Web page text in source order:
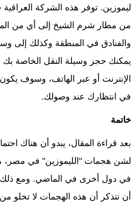
ليموزين. توفر هذه الشركة العراقية
من مطار شرم الشيخ إلى أي من
والفنادق في المنطقة وكذلك إلى
يمكنك حجز وسيلة النقل الخاصة بك
الإنترنت أو عبر الهاتف، وسوف
في انتظارك عند وصولك.
خاتمة
بعد قراءة المقال، يبدو أن هناك
لشن هجمات "الليموزين" في مصر،
في دول أخرى في الماضي. ومع
أن نتذكر أن هذه الهجمات لا تخلو